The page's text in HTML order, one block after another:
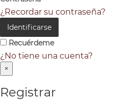
¿Recordar su contraseña?
Identificarse
Recuérdeme
¿No tiene una cuenta?
×
Registrar